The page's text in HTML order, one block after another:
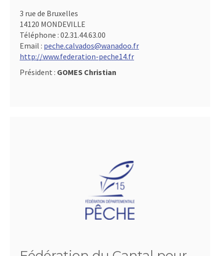
3 rue de Bruxelles
14120 MONDEVILLE
Téléphone : 02.31.44.63.00
Email : peche.calvados@wanadoo.fr
http://www.federation-peche14.fr
Président : GOMES Christian